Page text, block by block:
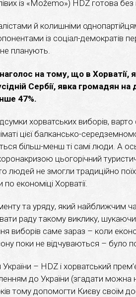
із «Možemo») HDZ готова без
й колишніми
із соціал-демократів
планують.
на тому, що в Хорватії,
Сербії, явка громадян
47%.
хорватських виборів, варто
цієї балкансько-
більш-менш ті самі люди. А
цьогорічний
людей не змогли традиційно
економіці Хорватії.
та уряду, який найближчим
раду такому виклику,
виборів саме зараз – коли
поки не відчуваються – було
– HDZ і хорватський
до України (згадати можна
тому допомогти Києву своїм